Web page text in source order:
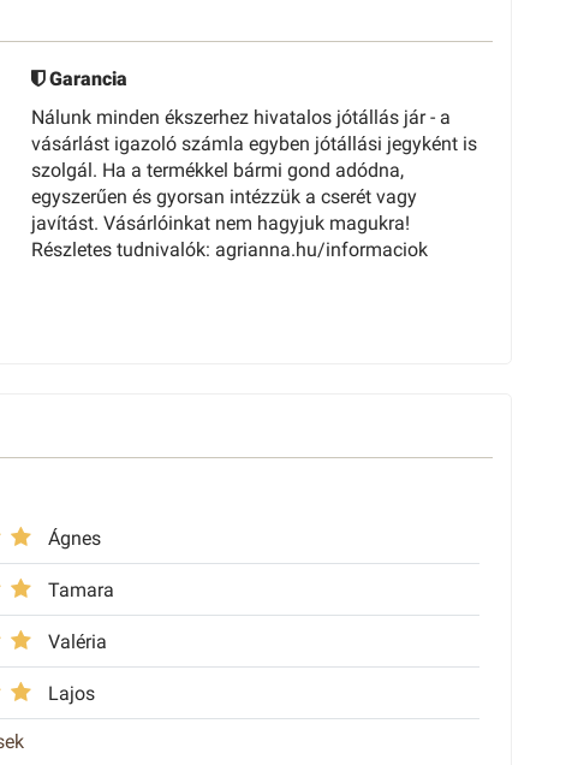
Garancia
Nálunk minden ékszerhez hivatalos jótállás jár - a
vásárlást igazoló számla egyben jótállási jegyként is
szolgál. Ha a termékkel bármi gond adódna,
egyszerűen és gyorsan intézzük a cserét vagy
javítást. Vásárlóinkat nem hagyjuk magukra!
Részletes tudnivalók: agrianna.hu/informaciok
Ágnes
Tamara
Valéria
Lajos